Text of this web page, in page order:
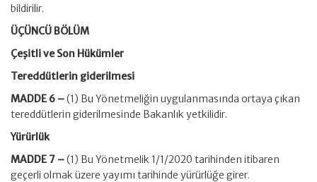
bildirilir.
ÜÇÜNCÜ BÖLÜM
Çeşitli ve Son Hükümler
Tereddütlerin giderilmesi
MADDE 6 –(1) Bu Yönetmeliğin uygulanmasında ortaya çıkan
tereddütlerin giderilmesinde Bakanlık yetkilidir.
Yürürlük
MADDE 7 –(1) Bu Yönetmelik 1/1/2020 tarihinden itibaren
geçerli olmak üzere yayımı tarihinde yürürlüğe girer.